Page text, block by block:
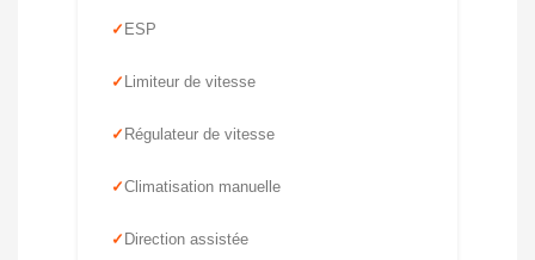
ESP
Limiteur de vitesse
Régulateur de vitesse
Climatisation manuelle
Direction assistée